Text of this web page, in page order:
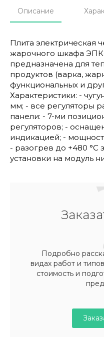
Описание
Плита электрическая
жарочного шкафа
предназначена для
продуктов (варка,
функциональных и
Характеристики: -
мм; - все регуляторы
панели: - 7-ми
регуляторов; -
индикацией; -
- разогрев до +480 °C
установки на модуль
Подробно
видах работ и
стоимость и